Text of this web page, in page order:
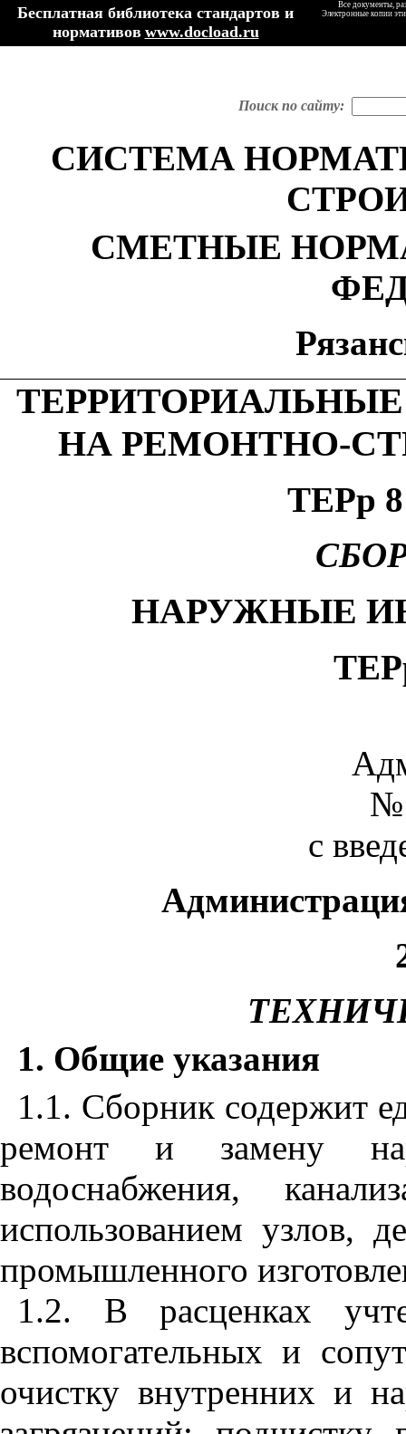
Бесплатная библиотека стандартов и
нормативов www.docload.ru
Все документы,
Электронные копии
Поиск по сайту:
СИСТЕМА
СМЕТНЫЕ
НА РЕМОНТНО-
ТЕРр
НАРУЖНЫЕ
Ад
№
с
1. Общие указания
1.1. Сборник содержит
ремонт и замену
водоснабжения,
использованием узлов,
промышленного
1.2. В расценках
вспомогательных и
очистку внутренних и